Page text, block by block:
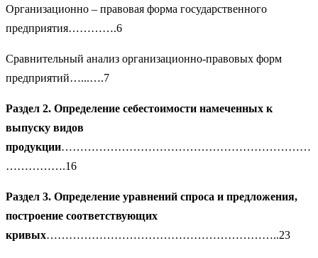
Организационно – правовая форма государственного
предприятия………….6
Сравнительный анализ организационно-правовых форм
предприятий…...….7
Раздел 2. Определение себестоимости намеченных к
выпуску видов
продукции…………………………………………………………
…………….16
Раздел 3. Определение уравнений спроса и предложения,
построение соответствующих
кривых……………………………………………………..23